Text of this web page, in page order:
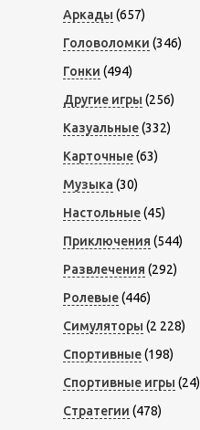
Аркады (657)
Головоломки (346)
Гонки (494)
Другие игры (256)
Казуальные(332)
Карточные(63)
Музыка (30)
Настольные(45)
Приключения (544)
Развлечения (292)
Ролевые(446)
Симуляторы (2 228)
Спортивные(198)
Спортивные игры (24)
Стратегии (478)